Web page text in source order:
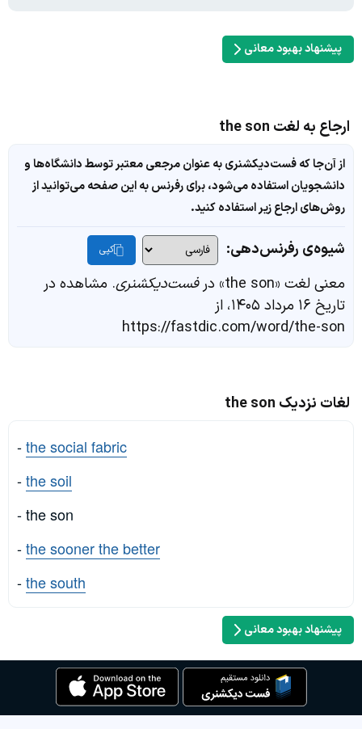
پیشنهاد بهبود معانی
ارجاع به لغت the son
از آن‌جا که فست‌دیکشنری به عنوان مرجعی معتبر توسط دانشگاه‌ها و
دانشجویان استفاده می‌شود، برای رفرنس به این صفحه می‌توانید از
روش‌های ارجاع زیر استفاده کنید.
شیوه‌ی رفرنس‌دهی: کپی
معنی لغت «the son» در فست‌دیکشنری. مشاهده در
تاریخ ۱۶ مرداد ۱۴۰۵، از
https://fastdic.com/word/the-son
لغات نزدیک the son
-the social fabric
-the soil
- the son
-the sooner the better
-the south
پیشنهاد بهبود معانی